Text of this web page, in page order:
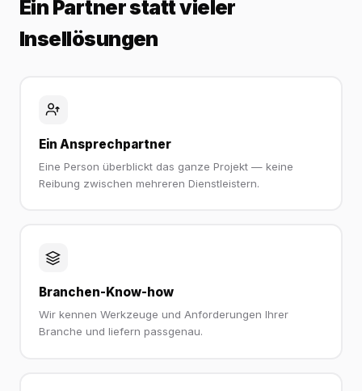
Ein Partner statt vieler
Insellösungen
Ein Ansprechpartner
Eine Person überblickt das ganze Projekt — keine
Reibung zwischen mehreren Dienstleistern.
Branchen-Know-how
Wir kennen Werkzeuge und Anforderungen Ihrer
Branche und liefern passgenau.